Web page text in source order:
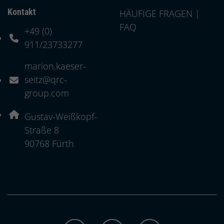
Kontakt
+49 (0)
911/23733277
Telefonnummer: 4 9 0 9 1 1 2 3 7 3 3 2 7 7
marion.kaeser-
seitz@qrc-
group.com
E-Mail Adresse: marion.kaeser-seitz@qrc-group.com
Adresse:
Gustav-Weißkopf-
Straße 8
90768 , 9 0 7 6 8
Fürth
HÄUFIGE FRAGEN |
FAQ